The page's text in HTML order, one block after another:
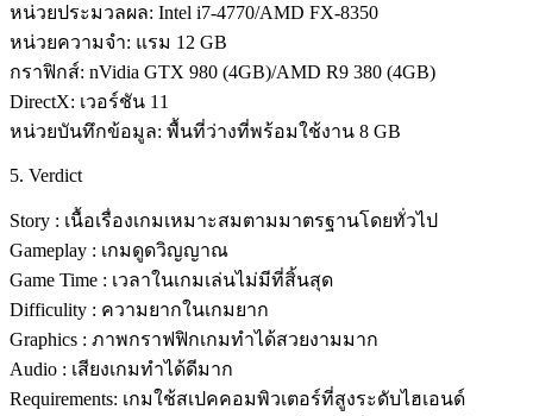
หน่วยประมวลผล: Intel i7-4770/AMD FX-8350
หน่วยความจำ: แรม 12 GB
กราฟิกส์: nVidia GTX 980 (4GB)/AMD R9 380 (4GB)
DirectX: เวอร์ชัน 11
หน่วยบันทึกข้อมูล: พื้นที่ว่างที่พร้อมใช้งาน 8 GB
5. Verdict
Story : เนื้อเรื่องเกมเหมาะสมตามมาตรฐานโดยทั่วไป
Gameplay : เกมดูดวิญญาณ
Game Time : เวลาในเกมเล่นไม่มีที่สิ้นสุด
Difficulity : ความยากในเกมยาก
Graphics : ภาพกราฟฟิกเกมทำได้สวยงามมาก
Audio : เสียงเกมทำได้ดีมาก
Requirements: เกมใช้สเปคคอมพิวเตอร์ที่สูงระดับไฮเอนด์